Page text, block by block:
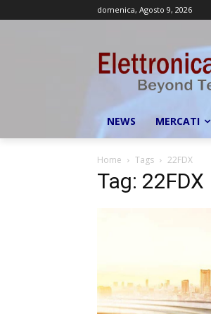
domenica, Agosto 9, 2026
NEWS MERCATI
Home Tags 22FDX
Tag: 22FDX